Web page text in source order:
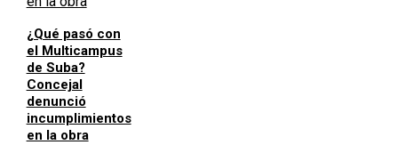
¿Qué pasó con
el Multicampus
de Suba?
Concejal
denunció
incumplimientos
en la obra